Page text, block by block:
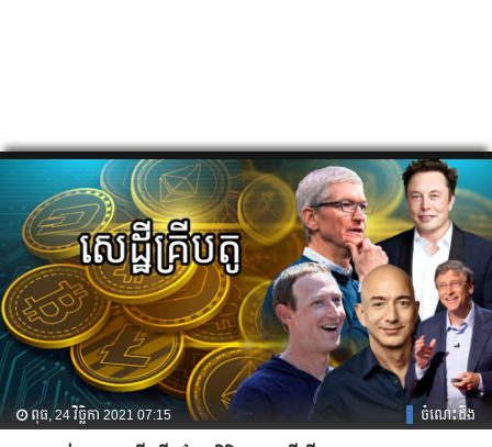
ពុធ, 24 វិច្ឆិកា 2021 07:15 ចំណេះដឹង